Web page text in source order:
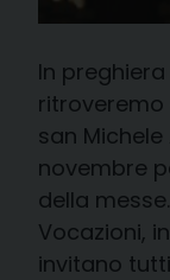
In
ritroveremo
san
novembre
della
Vocazioni,
invitano